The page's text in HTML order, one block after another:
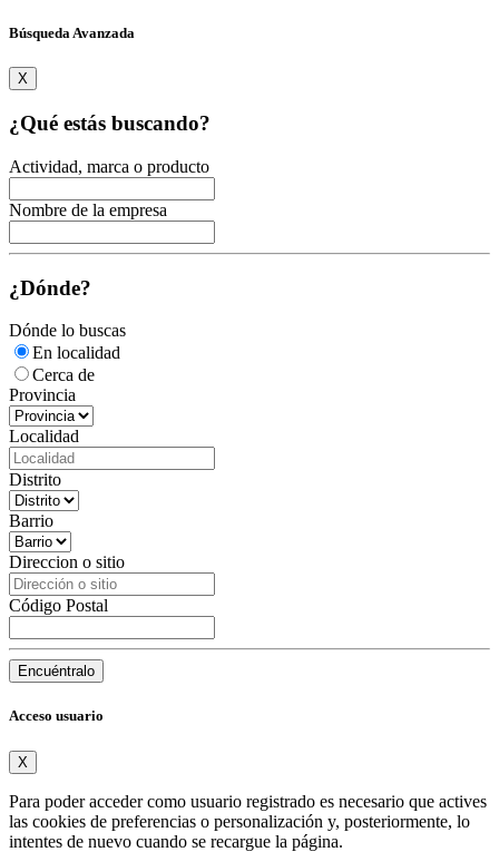
Búsqueda Avanzada
X
¿Qué estás buscando?
Actividad, marca o producto
Nombre de la empresa
¿Dónde?
Dónde lo buscas
En localidad
Cerca de
Provincia
Localidad
Distrito
Barrio
Direccion o sitio
Código Postal
Encuéntralo
Acceso usuario
X
Para poder acceder como usuario registrado es necesario que actives
las cookies de preferencias o personalización y, posteriormente, lo
intentes de nuevo cuando se recargue la página.